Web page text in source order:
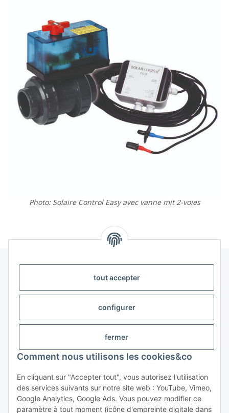
tout accepter
configurer
fermer
Comment nous utilisons les cookies&co
En cliquant sur "Accepter tout", vous autorisez l'utilisation
des services suivants sur notre site web : YouTube, Vimeo,
Google Analytics, Google Ads. Vous pouvez modifier ce
paramètre à tout moment (icône d'empreinte digitale dans
Photo: Solaire Control Easy avec vanne mit 2-voies
#global.withdrawalForm#